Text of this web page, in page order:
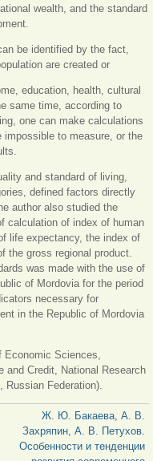
wealth, and the standard
be identified by the fact,
are created or
education, health, cultural
same time, according to
one can make calculations
impossible to measure, or the
and standard of living,
defined factors directly
author also studied the
calculation of index of human
life expectancy, the index of
the gross regional product.
was made with the use of
of Mordovia for the period
necessary for
in the Republic of Mordovia
Sciences,
and Credit, National Research
Federation).
Ж. Ю. Бакаева, А. В.
Захряпин, А. В. Петухов.
Особенности и тенденции